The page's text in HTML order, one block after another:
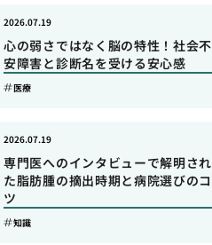
心の弱さではなく脳の特性！社会不
安障害と診断名を受ける安心感
2026.07.19
医療
専門医へのインタビューで解明され
た脂肪腫の摘出時期と病院選びのコ
ツ
2026.07.19
知識